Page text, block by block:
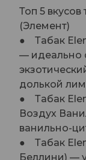
Топ 5
(Элемент)
● Табак
— идеально
долькой
● Табак
Воздух
ванильно-
● Табак
Беллини) —